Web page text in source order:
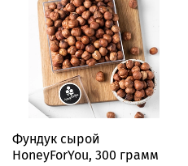
Фундук сырой
HoneyForYou, 300 грамм